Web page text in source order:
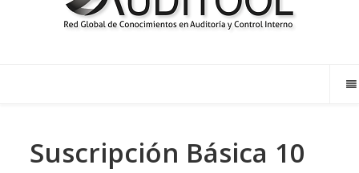
Suscripción Básica 10